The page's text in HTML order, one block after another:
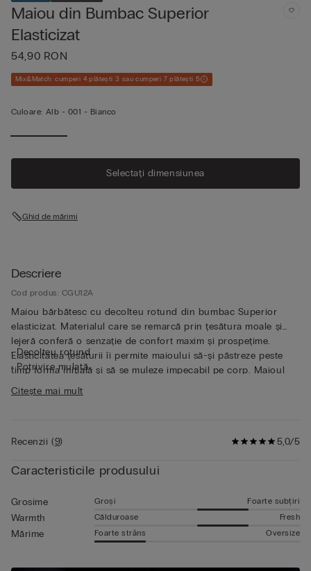
Maiou din Bumbac Superior
Elasticizat
54,90 RON
Mix&Match: cumperi 4 plătești 3 sau cumperi 7 plătești 5
Culoare: Alb - 001 - Bianco
Selectați dimensiunea
Ghid de mărimi
Descriere
Cod produs: CGU12A
Maiou bărbătesc cu decolteu rotund din bumbac Superior
elasticizat. Materialul care se remarcă prin țesătura moale și
lejeră conferă o senzație de confort maxim și prospețime.
Elasticitatea țesăturii îi permite maioului să-și păstreze peste
timp forma inițială și să se muleze impecabil pe corp. Maioul
bărbătesc fără mâneci din bumbac este ideal ca articol de
lenjerie intimă și ca articol de purtat la exterior, fiind perfect
• Decolteu rotund
• Potrivire mulată
Citește mai mult
5,0/5
Recenzii(9)
Caracteristicile produsului
Grosime Groși Foarte subțiri
Warmth Călduroase Fresh
Mărime Foarte strâns Oversize